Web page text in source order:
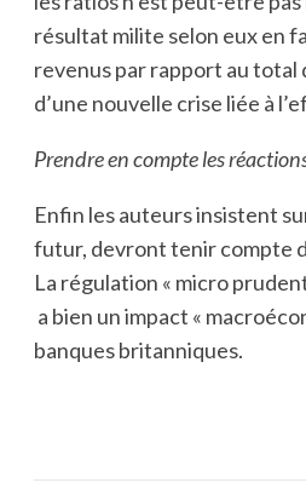
résultat milite selon eux en
revenus par rapport au
d’une nouvelle crise liée à
Prendre en compte les
Enfin les auteurs insistent
futur, devront tenir compte
La régulation « micro
a bien un impact «
banques britanniques.